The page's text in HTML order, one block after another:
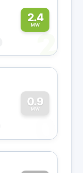
2.4
MW
2
0.9
MW
0